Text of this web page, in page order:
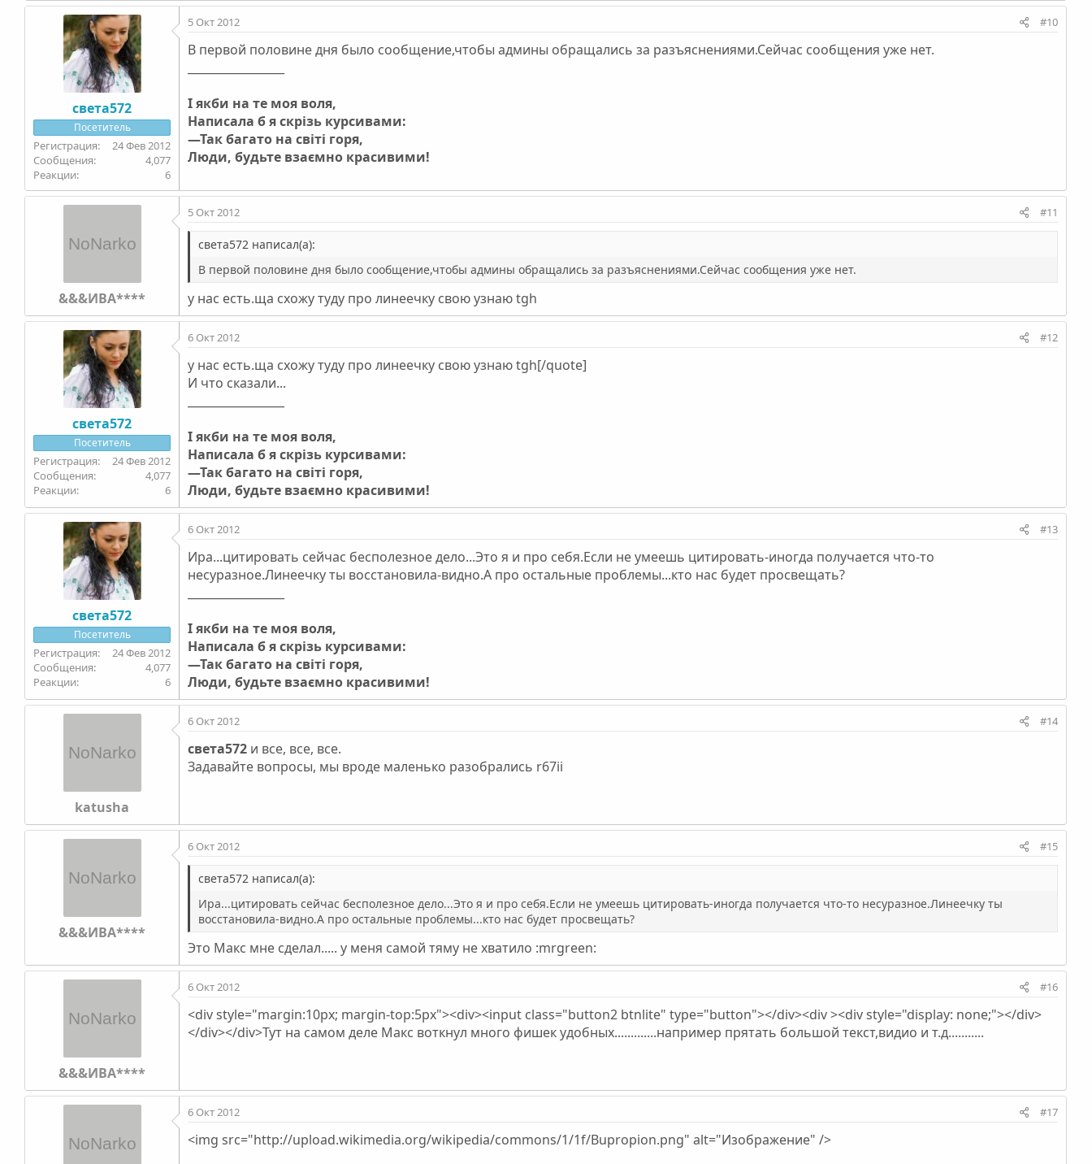
света572
Посетитель
24 Фев 2012
4,077
6
5 Окт 2012 #10
В первой половине дня было сообщение,чтобы админы обращались за разъяснениями.Сейчас сообщения уже нет.
І якби на те моя воля,
Написала б я скрізь курсивами:
—Так багато на світі горя,
Люди, будьте взаємно красивими!
&&&ИВА****
5 Окт 2012 #11
света572 написал(а):
В первой половине дня было сообщение,чтобы админы обращались за разъяснениями.Сейчас сообщения уже нет.
у нас есть.ща схожу туду про линеечку свою узнаю tgh
света572
Посетитель
24 Фев 2012
4,077
6
6 Окт 2012 #12
у нас есть.ща схожу туду про линеечку свою узнаю tgh[/quote]
И что сказали...
І якби на те моя воля,
Написала б я скрізь курсивами:
—Так багато на світі горя,
Люди, будьте взаємно красивими!
света572
Посетитель
24 Фев 2012
4,077
6
6 Окт 2012 #13
Ира...цитировать сейчас бесполезное дело...Это я и про себя.Если не умеешь цитировать-иногда получается что-то
несуразное.Линеечку ты восстановила-видно.А про остальные проблемы...кто нас будет просвещать?
І якби на те моя воля,
Написала б я скрізь курсивами:
—Так багато на світі горя,
Люди, будьте взаємно красивими!
katusha
6 Окт 2012 #14
света572 и все, все, все.
Задавайте вопросы, мы вроде маленько разобрались r67ii
&&&ИВА****
6 Окт 2012 #15
света572 написал(а):
Ира...цитировать сейчас бесполезное дело...Это я и про себя.Если не умеешь цитировать-иногда получается что-то несуразное.Линеечку ты
восстановила-видно.А про остальные проблемы...кто нас будет просвещать?
Это Макс мне сделал..... у меня самой тяму не хватило :mrgreen:
&&&ИВА****
6 Окт 2012 #16
<div style="margin:10px; margin-top:5px"><div><input class="button2 btnlite" type="button"></div><div ><div style="display: none;"></div>
</div></div>Тут на самом деле Макс воткнул много фишек удобных.............например прятать большой текст,видио и т.д...........
6 Окт 2012 #17
<img src="http://upload.wikimedia.org/wikipedia/commons/1/1f/Bupropion.png" alt="Изображение" />